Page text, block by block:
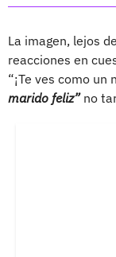
La imagen, lejos
reacciones en
“¡Te ves como un
marido feliz”no